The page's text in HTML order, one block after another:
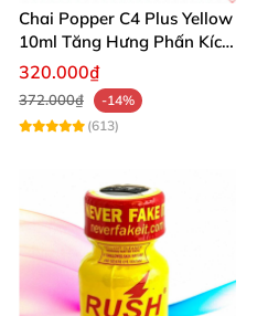
Chai Popper C4 Plus Yellow
10ml Tăng Hưng Phấn Kích
Thích Mạnh
320.000₫
372.000₫
-14%
(613)